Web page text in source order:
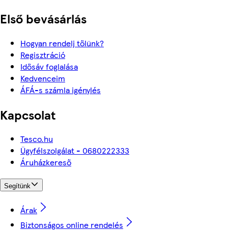
Első bevásárlás
Hogyan rendelj tőlünk?
Regisztráció
Idősáv foglalása
Kedvenceim
ÁFÁ-s számla igénylés
Kapcsolat
Tesco.hu
Ügyfélszolgálat - 0680222333
Áruházkereső
Segítünk
Árak
Biztonságos online rendelés